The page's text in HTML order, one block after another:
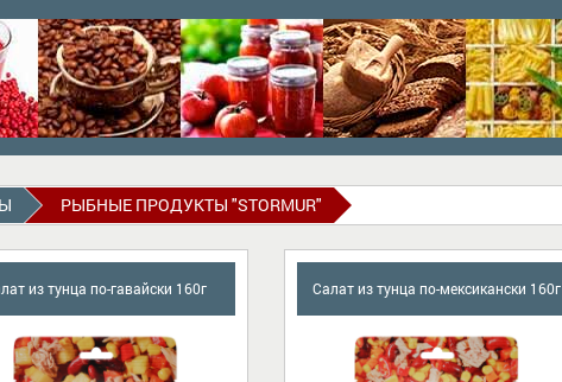
РЫБНЫЕ ПРОДУКТЫ "STORMUR"
из тунца по-гавайски 160г Салат из тунца по-мексикански 160г